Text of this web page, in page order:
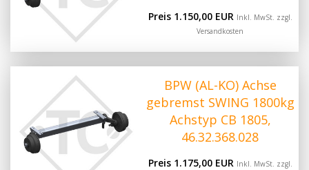
Preis 1.150,00 EUR Inkl. MwSt. zzgl.
Versandkosten
BPW (AL-KO) Achse
gebremst SWING 1800kg
Achstyp CB 1805,
46.32.368.028
Preis 1.175,00 EUR Inkl. MwSt. zzgl.